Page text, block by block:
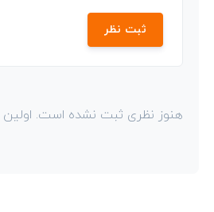
ثبت نظر
هنوز نظری ثبت نشده است.